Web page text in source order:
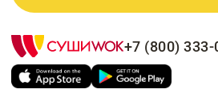
+7 (800) 333-